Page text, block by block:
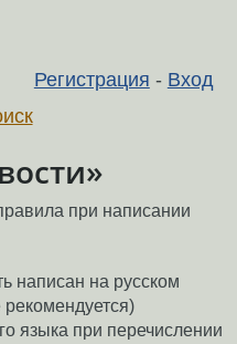
Регистрация - Вход
при написании
написан на русском
рекомендуется)
языка при перечислении